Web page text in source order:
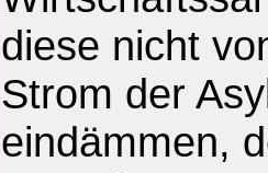
diese nicht
Strom der
eindämmen,